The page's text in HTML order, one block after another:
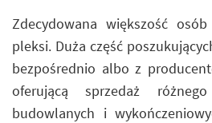
Zdecydowana większość
pleksi. Duża część
bezpośrednio albo z
oferującą sprzedaż
budowlanych i